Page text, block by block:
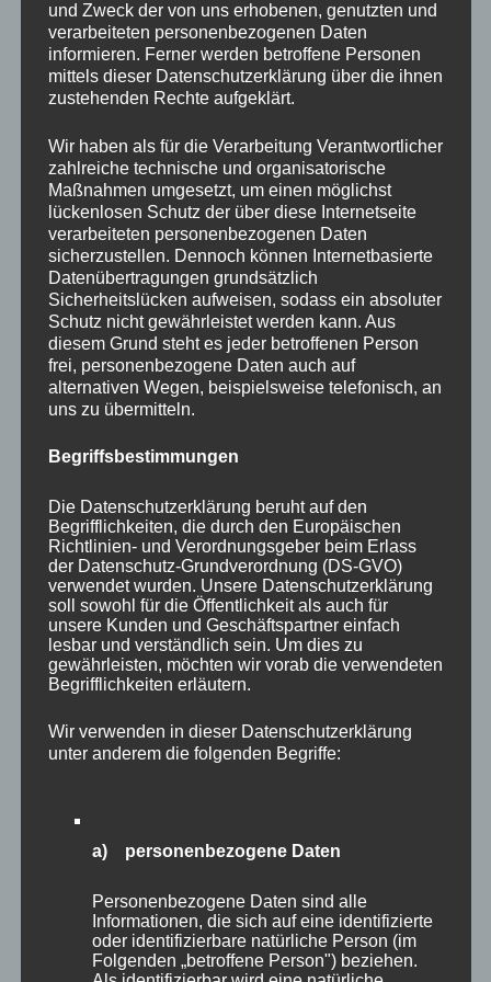
Kommende Kurse:
Sep. 2026
DATUM/ZEIT VERANSTALTUNG
12.09.2026 - 13.09.2026
Drechselkurs Ausgebucht
Drechselkurs Ausgebucht
Drechslerei Spitzbart, Bad Deutsch
Altenburg Niederösterreich
und Zweck der von uns erhobenen, genutzten und
verarbeiteten personenbezogenen Daten
informieren. Ferner werden betroffene Personen
mittels dieser Datenschutzerklärung über die ihnen
zustehenden Rechte aufgeklärt.
Wir haben als für die Verarbeitung Verantwortlicher
zahlreiche technische und organisatorische
Maßnahmen umgesetzt, um einen möglichst
lückenlosen Schutz der über diese Internetseite
verarbeiteten personenbezogenen Daten
sicherzustellen. Dennoch können Internetbasierte
Datenübertragungen grundsätzlich
Sicherheitslücken aufweisen, sodass ein absoluter
Schutz nicht gewährleistet werden kann. Aus
diesem Grund steht es jeder betroffenen Person
frei, personenbezogene Daten auch auf
alternativen Wegen, beispielsweise telefonisch, an
uns zu übermitteln.
Begriffsbestimmungen
Die Datenschutzerklärung beruht auf den
Begrifflichkeiten, die durch den Europäischen
Richtlinien- und Verordnungsgeber beim Erlass
der Datenschutz-Grundverordnung (DS-GVO)
verwendet wurden. Unsere Datenschutzerklärung
soll sowohl für die Öffentlichkeit als auch für
unsere Kunden und Geschäftspartner einfach
lesbar und verständlich sein. Um dies zu
gewährleisten, möchten wir vorab die verwendeten
Begrifflichkeiten erläutern.
Wir verwenden in dieser Datenschutzerklärung
unter anderem die folgenden Begriffe:
a) personenbezogene Daten
Personenbezogene Daten sind alle
Informationen, die sich auf eine identifizierte
oder identifizierbare natürliche Person (im
Folgenden „betroffene Person") beziehen.